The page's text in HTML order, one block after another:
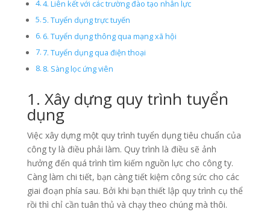
4. Liên kết với các trường đào tạo nhân lực
5. Tuyển dụng trực tuyến
6. Tuyển dụng thông qua mạng xã hội
7. Tuyển dụng qua điện thoại
8. Sàng lọc ứng viên
1. Xây dựng quy trình tuyển
dụng
Việc xây dựng một quy trình tuyển dụng tiêu chuẩn của
công ty là điều phải làm. Quy trình là điều sẽ ảnh
hưởng đến quá trình tìm kiếm nguồn lực cho công ty.
Càng làm chi tiết, bạn càng tiết kiệm công sức cho các
giai đoạn phía sau. Bởi khi bạn thiết lập quy trình cụ thể
rồi thì chỉ cần tuân thủ và chạy theo chúng mà thôi.